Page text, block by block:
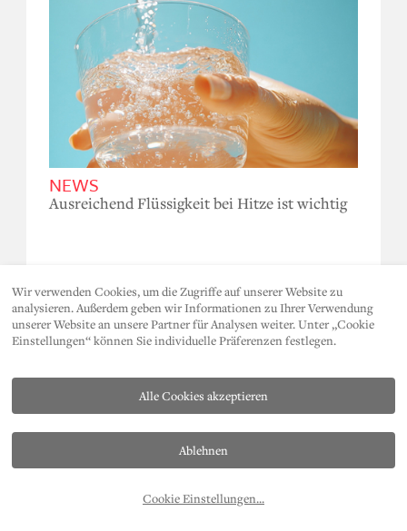
NEWS
Ausreichend Flüssigkeit bei Hitze ist wichtig
KONTAKT DATENSCHUTZ
IMPRESSUM
T. +43 512 2112
Wir verwenden Cookies, um die Zugriffe auf unserer Website zu
analysieren. Außerdem geben wir Informationen zu Ihrer Verwendung
unserer Website an unsere Partner für Analysen weiter. Unter „Cookie
Einstellungen“ können Sie individuelle Präferenzen festlegen.
Cookie Einstellungen...
Ablehnen
Alle Cookies akzeptieren